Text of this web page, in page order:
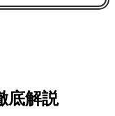
底解説